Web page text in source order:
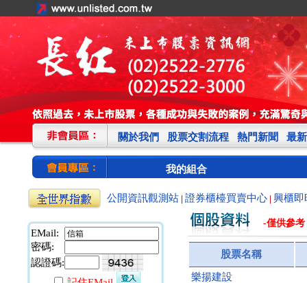
關於我們 股票交割流程 熱門新聞 最
我的組合
公開資訊觀測站 證券櫃檯買賣中心 興櫃即
EMail:
密碼:
認證碼:
-僅供參考
股票名稱
樂揚建設